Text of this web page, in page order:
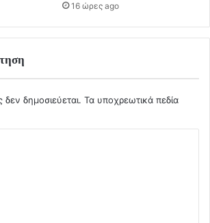
16 ώρες ago
δημοσιεύεται. Τα υποχρεωτικά πεδία